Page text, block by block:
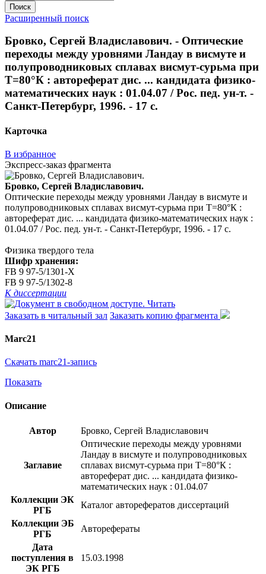
Поиск
Расширенный поиск
Бровко, Сергей Владиславович. - Оптические
переходы между уровнями Ландау в висмуте и
полупроводниковых сплавах висмут-сурьма при
Т=80°К : автореферат дис. ... кандидата физико-
математических наук : 01.04.07 / Рос. пед. ун-т. -
Санкт-Петербург, 1996. - 17 с.
Карточка
В избранное
Экспресс-заказ фрагмента
Бровко, Сергей Владиславович.
Оптические переходы между уровнями Ландау в висмуте и
полупроводниковых сплавах висмут-сурьма при Т=80°К :
автореферат дис. ... кандидата физико-математических наук :
01.04.07 / Рос. пед. ун-т. - Санкт-Петербург, 1996. - 17 с.
Физика твердого тела
Шифр хранения:
FB 9 97-5/1301-X
FB 9 97-5/1302-8
К диссертации
Читать
Заказать в читальный зал Заказать копию фрагмента
Marc21
Скачать marc21-запись
Показать
Описание
Автор Бровко, Сергей Владиславович
Заглавие
Оптические переходы между уровнями
Ландау в висмуте и полупроводниковых
сплавах висмут-сурьма при Т=80°К :
автореферат дис. ... кандидата физико-
математических наук : 01.04.07
Коллекции ЭК
РГБ
Каталог авторефератов диссертаций
Коллекции ЭБ
РГБ
Авторефераты
Дата
поступления в
ЭК РГБ
15.03.1998